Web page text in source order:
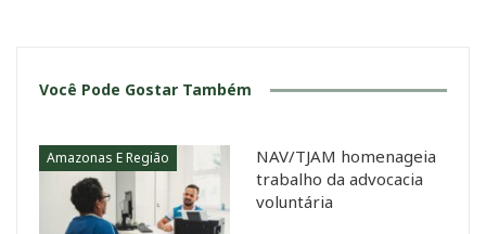
Você Pode Gostar Também
Amazonas E Região
NAV/TJAM homenageia
trabalho da advocacia
voluntária